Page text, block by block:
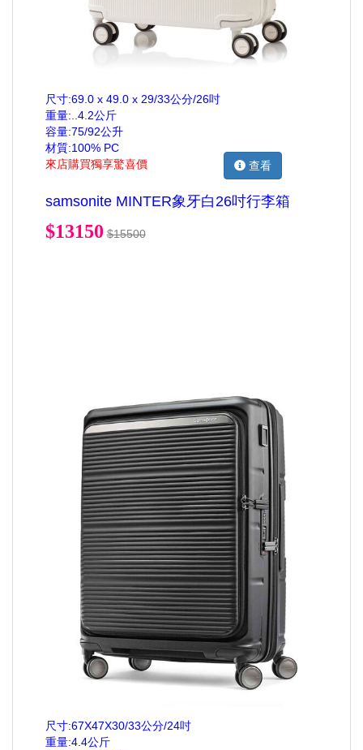
尺寸:69.0 x 49.0 x 29/33公分/26吋
重量:..4.2公斤
容量:75/92公升
材質:100% PC
來店購買獨享驚喜價
查看
samsonite MINTER象牙白26吋行李箱
$13150 $15500
尺寸:67X47X30/33公分/24吋
重量:4.4公斤